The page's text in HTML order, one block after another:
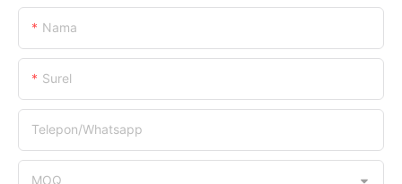
Nama
Surel
Telepon/whatsapp
MOQ